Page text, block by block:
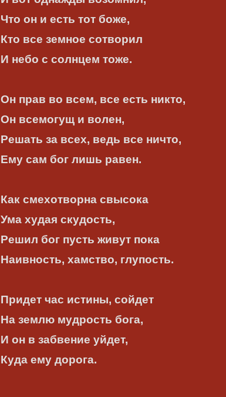
Что он и есть тот боже,
Кто все земное сотворил
И небо с солнцем тоже.
Он прав во всем, все есть никто,
Он всемогущ и волен,
Решать за всех, ведь все ничто,
Ему сам бог лишь равен.
Как смехотворна свысока
Ума худая скудость,
Решил бог пусть живут пока
Наивность, хамство, глупость.
Придет час истины, сойдет
На землю мудрость бога,
И он в забвение уйдет,
Куда ему дорога.